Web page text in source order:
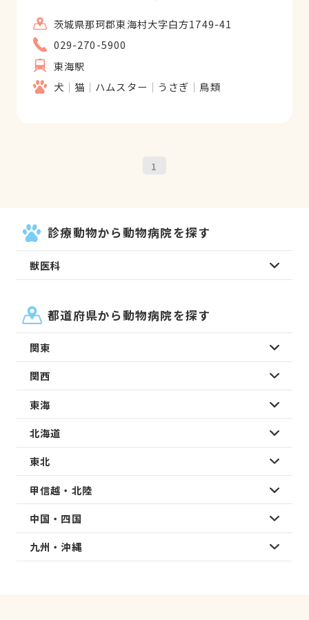
茨城県那珂郡東海村大字白方1749-41
029-270-5900
東海駅
犬
猫 ハムスター うさぎ 鳥類
1
診療動物から動物病院を探す
獣医科
都道府県から動物病院を探す
関東
関西
東海
北海道
東北
甲信越・北陸
中国・四国
九州・沖縄